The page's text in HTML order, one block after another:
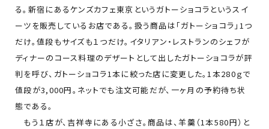
る。新宿にあるケンズカフェ東京というガトーショコラというスイ
ーツを販売しているお店である。扱う商品は「ガトーショコラ」1つ
だけ。値段もサイズも１つだけ。イタリアン・レストランのシェフが
ディナーのコース料理のデザートとして出したガトーショコラが評
判を呼び、ガトーショコラ1本に絞った店に変更した。1本280ｇで
値段が3,000円。ネットでも注文可能だが、一ヶ月の予約待ち状
態である。
もう１店が、吉祥寺にある小ざさ。商品は、羊羹（1本580円）と